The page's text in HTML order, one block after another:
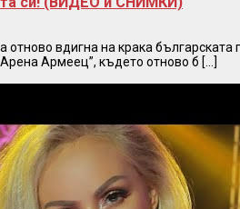
отново вдигна на крака
Армеец”, където отново б [...]